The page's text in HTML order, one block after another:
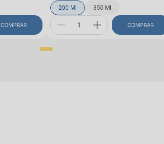
COMPRAR
200 Ml 350 Ml
COMPRAR